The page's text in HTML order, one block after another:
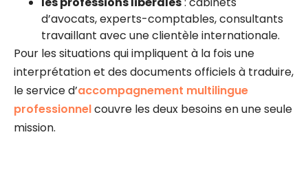
d’avocats, experts-comptables, consultants
travaillant avec une clientèle internationale.
Pour les situations qui impliquent à la fois une
interprétation et des documents officiels à traduire,
le service d’accompagnement multilingue
professionnelcouvre les deux besoins en une seule
mission.